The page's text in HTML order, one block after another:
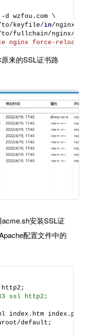
wzfou.com \
keyfile/in/nginx/
fullchain/nginx/
nginx force-reload"
来的SSL证书路
安装SSL证
配置文件中的
ssl http2;
index. htm index. php
default;